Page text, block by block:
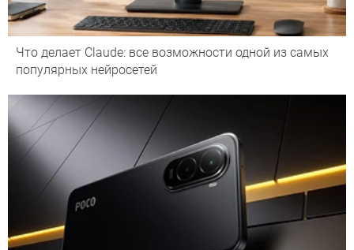
Что делает Сlaude: все возможности одной из самых
популярных нейросетей